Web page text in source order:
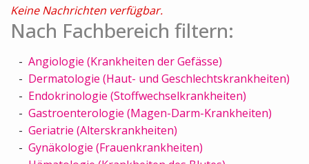
Keine Nachrichten verfügbar.
Nach Fachbereich filtern:
Angiologie (Krankheiten der Gefässe)
Dermatologie (Haut- und Geschlechtskrankheiten)
Endokrinologie (Stoffwechselkrankheiten)
Gastroenterologie (Magen-Darm-Krankheiten)
Geriatrie (Alterskrankheiten)
Gynäkologie (Frauenkrankheiten)